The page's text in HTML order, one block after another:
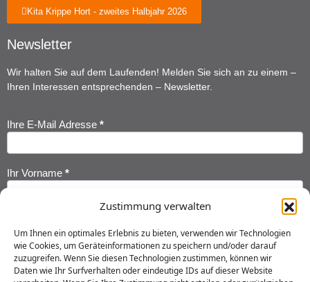
Zustimmung verwalten
Um Ihnen ein optimales Erlebnis zu bieten, verwenden wir Technologien
wie Cookies, um Geräteinformationen zu speichern und/oder darauf
zuzugreifen. Wenn Sie diesen Technologien zustimmen, können wir
Daten wie Ihr Surfverhalten oder eindeutige IDs auf dieser Website
Kita Krippe Hort - zweites Halbjahr 2026
Newsletter
Wir halten Sie auf dem Laufenden! Melden Sie sich an zu einem –
Ihren Interessen entsprechenden – Newsletter.
Newsletter
Anmeldung
Ihre E-Mail Adresse *
Ihr Vorname *
Ich habe die Datenschutzerklärunggelesen und erkläre mich